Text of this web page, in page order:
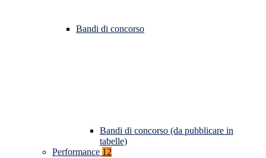
Bandi di concorso
Bandi di concorso (da pubblicare in
tabelle)
Performance 12